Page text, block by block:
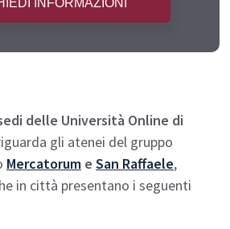
delle Università Online di
gli atenei del gruppo
Mercatorum e San Raffaele,
in città presentano i seguenti